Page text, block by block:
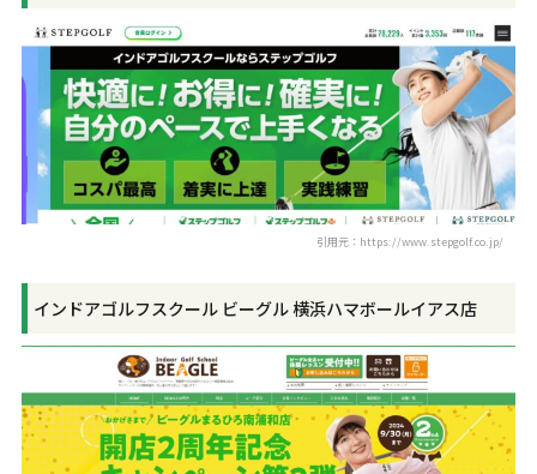
引用元：https://www.stepgolf.co.jp/
インドアゴルフスクール ビーグル 横浜ハマボールイアス店